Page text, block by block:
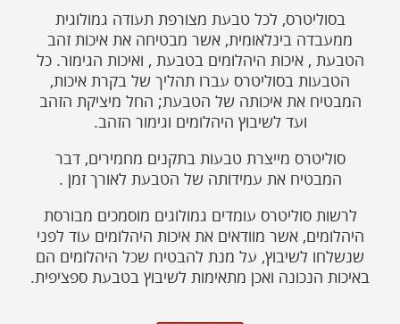
בסוליטרס, לכל טבעת מצורפת תעודה גמולוגית
ממעבדה בינלאומית, אשר מבטיחה את איכות זהב
הטבעת , איכות היהלומים בטבעת , ואיכות הגימור. כל
הטבעות בסוליטרס עברו תהליך של בקרת איכות,
המבטיח את איכותה של הטבעת; החל מיציקת הזהב
ועד לשיבוץ היהלומים וגימור הזהב.
סוליטרס מייצרת טבעות בתקנים מחמירים, דבר
המבטיח את עמידותה של הטבעת לאורך זמן .
לרשות סוליטרס עומדים גמולוגים מוסמכים מבורסת
היהלומים, אשר מוודאים את איכות היהלומים עוד לפני
שנשלחו לשיבוץ, על מנת להבטיח שכל היהלומים הם
באיכות הנכונה ואכן מתאימות לשיבוץ בטבעת ספציפית.